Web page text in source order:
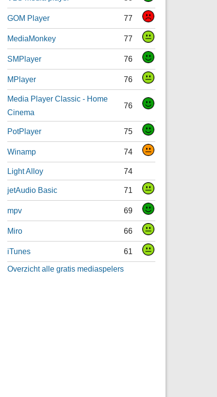
GOM Player 77
MediaMonkey 77
SMPlayer 76
MPlayer 76
Media Player Classic - Home
Cinema
76
PotPlayer 75
Winamp 74
Light Alloy 74
jetAudio Basic 71
mpv 69
Miro 66
iTunes
61
Overzicht alle gratis mediaspelers